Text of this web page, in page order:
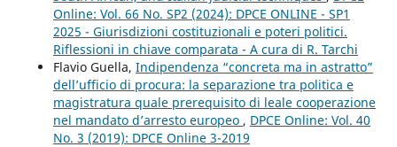
Online: Vol. 66 No. SP2 (2024): DPCE ONLINE - SP1
2025 - Giurisdizioni costituzionali e poteri politici.
Riflessioni in chiave comparata - A cura di R. Tarchi
Flavio Guella, Indipendenza “concreta ma in astratto”
dell’ufficio di procura: la separazione tra politica e
magistratura quale prerequisito di leale cooperazione
nel mandato d’arresto europeo , DPCE Online: Vol. 40
No. 3 (2019): DPCE Online 3-2019